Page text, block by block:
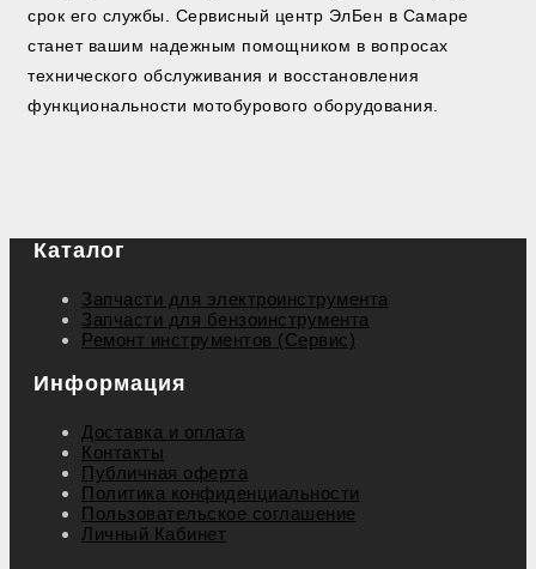
срок его службы. Сервисный центр ЭлБен в Самаре
станет вашим надежным помощником в вопросах
технического обслуживания и восстановления
функциональности мотобурового оборудования.
Каталог
Запчасти для электроинструмента
Запчасти для бензоинструмента
Ремонт инструментов (Сервис)
Информация
Доставка и оплата
Контакты
Публичная оферта
Политика конфиденциальности
Пользовательское соглашение
Личный Кабинет